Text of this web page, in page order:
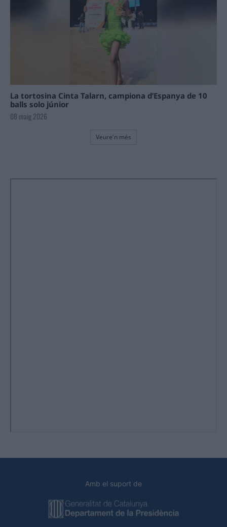
La tortosina Cinta Talarn, campiona d’Espanya de 10
balls solo júnior
08 maig 2026
Veure'n més
Amb el suport de